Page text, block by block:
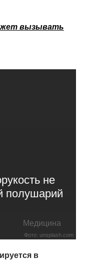
вызывать
не
полушарий
Медицина
Фото: unsplash.com
в